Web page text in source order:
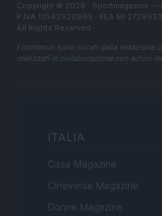
Copyright © 2026 · Sportmagazine —
P.IVA 13542920965 · REA MI 2729933
All Rights Reserved
I contenuti sono curati dalla redazione
realizzati in collaborazione con autori
ITALIA
Casa Magazine
Cineverse Magazine
Donne Magazine